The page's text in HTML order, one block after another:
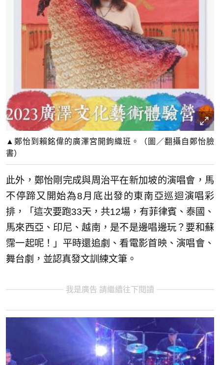
▲鄭怡到賴銘偉的廣澤宮開鉤織班。（圖／翻攝自鄭怡臉
書）
此外，鄭怡剛完成與周治平在新加坡的演唱會，馬
不停蹄又開始為8月底出發的東南亞巡迴演唱彩
排，「這次要跑33天，共12場，有菲律賓、泰國、
馬來西亞、印尼、越南，是不是邊唱邊玩？要和蘇
霈一起呢！」平時還追劇、看電影首映、演唱會、
舞台劇，並認真發文訓練文筆。
我是廣告 請繼續往下閱讀